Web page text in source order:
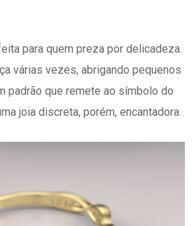
para quem preza por delicadeza.
várias vezes, abrigando pequenos
padrão que remete ao símbolo do
joia discreta, porém, encantadora.